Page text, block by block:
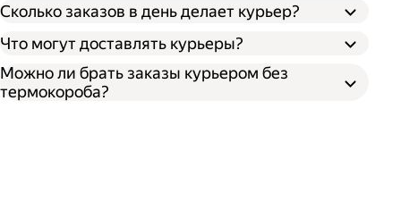
Сколько заказов в день делает курьер?
Что могут доставлять курьеры?
Можно ли брать заказы курьером без
термокороба?